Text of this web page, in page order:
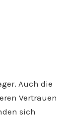
Auch die
Vertrauen
sich